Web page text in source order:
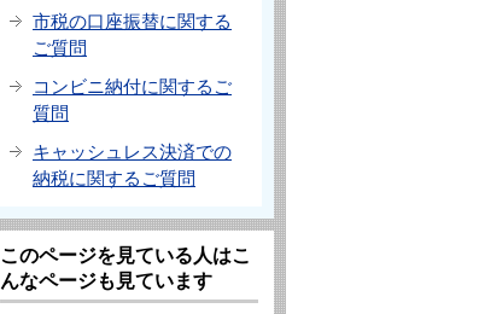
市税の口座振替に関する
ご質問
コンビニ納付に関するご
質問
キャッシュレス決済での
納税に関するご質問
このページを見ている人はこ
んなページも見ています